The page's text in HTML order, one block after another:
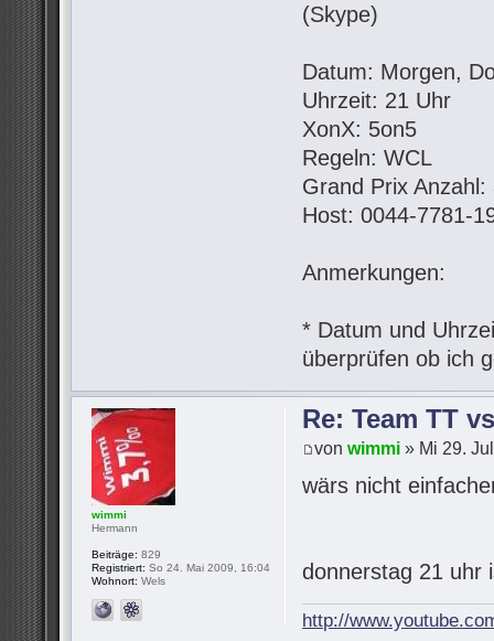
(Skype)
Datum: Morgen,
Uhrzeit: 21 Uhr
XonX: 5on5
Regeln: WCL
Grand Prix Anzahl:
Host: 0044-7781-
Anmerkungen:
* Datum und
überprüfen ob ich
Re: Team TT
vonwimmi » Mi 29.
wärs nicht
donnerstag 21 uhr
http://
wimmi
Hermann
Beiträge: 829
Registriert: So 24. Mai 2009, 16:04
Wohnort: Wels